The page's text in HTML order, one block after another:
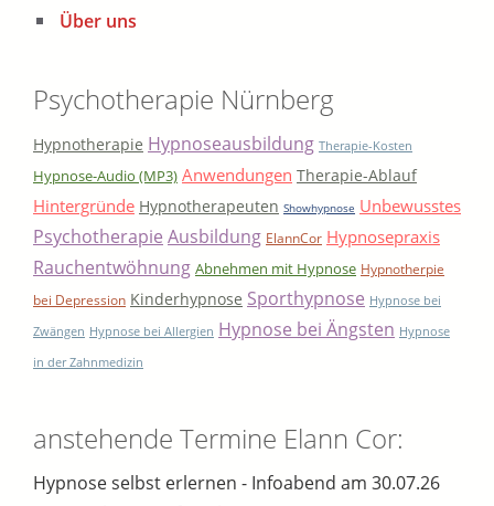
Über uns
Psychotherapie Nürnberg
Hypnotherapie Hypnoseausbildung Therapie-Kosten
Hypnose-Audio (MP3) Anwendungen Therapie-Ablauf
Hintergründe Hypnotherapeuten Showhypnose Unbewusstes
Psychotherapie Ausbildung ElannCor Hypnosepraxis
Rauchentwöhnung Abnehmen mit Hypnose Hypnotherpie
bei Depression Kinderhypnose Sporthypnose Hypnose bei
Zwängen Hypnose bei Allergien Hypnose bei Ängsten Hypnose
in der Zahnmedizin
anstehende Termine Elann Cor:
Hypnose selbst erlernen - Infoabend am 30.07.26